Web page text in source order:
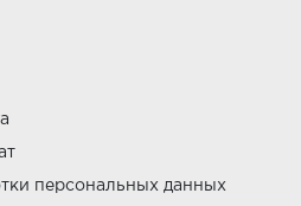
персональных данных